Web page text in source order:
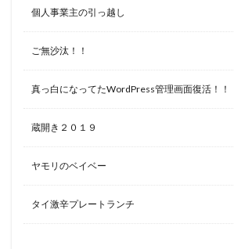
個人事業主の引っ越し
ご無沙汰！！
真っ白になってたWordPress管理画面復活！！
蔵開き２０１９
ヤモリのベイベー
タイ激辛プレートランチ